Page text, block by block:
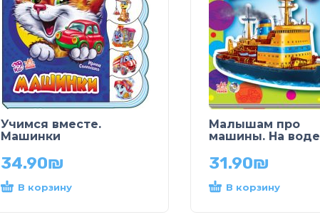
Учимся вместе.
Машинки
34.90₪
В корзину
Малышам про
машины. На воде
31.90₪
В корзину